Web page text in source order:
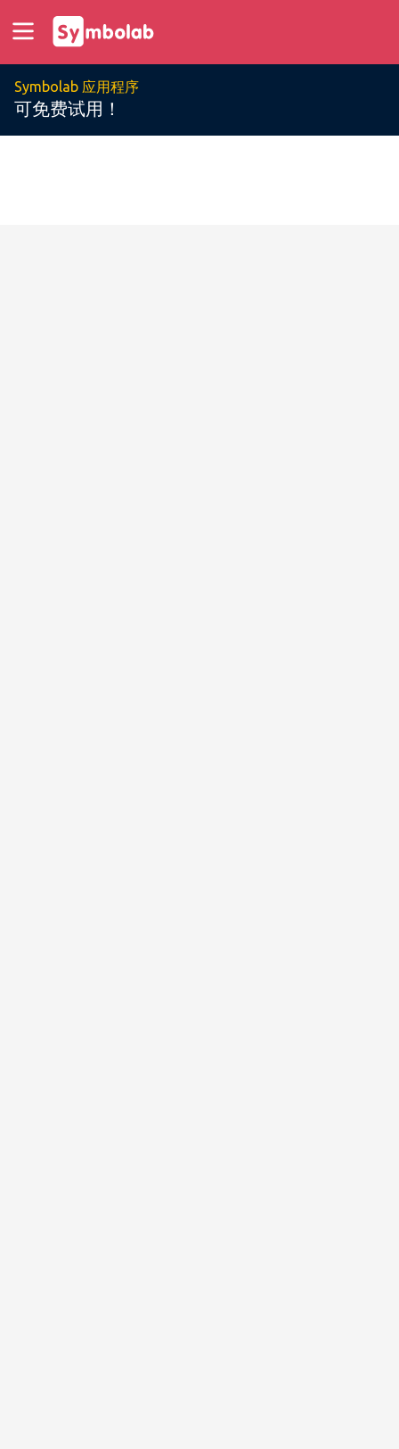
Symbolab 应用程序
可免费试用！